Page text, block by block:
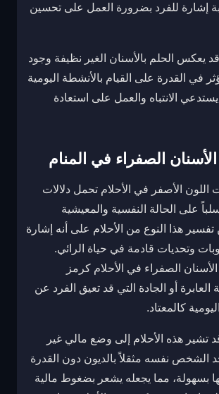
إشارة للفرد بضرورة العمل على تحسين
يعكس الحلم بالأسنان الغير نظيفة وجود
في القدرة على القيام بالأنشطة اليومية
الانتباه والعمل على استعادة
الصفراء في المنام
اللون الأصفر في الأحلام تحمل دلالات
على الحالة النفسية والمعيشية
هذا النوع من الأحلام على أنه إشارة
وتحديات قادمة في حياة الرائي.
الأسنان الصفراء في الأحلام كرمز
أو الجادة التي قد تعيق الفرد عن
كالمعتاد.
تشير هذه الأحلام إلى وضع مالي غير
الشخص نفسه مثقلاً بالديون دون القدرة
بسهولة، مما يجعله يشعر بضغوط مالية